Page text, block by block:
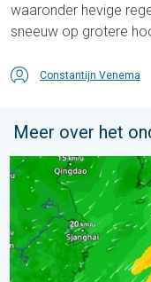
waaronder hevige
sneeuw op grotere
Constantijn Venema
Meer over het
Tyfoon Dolphin op